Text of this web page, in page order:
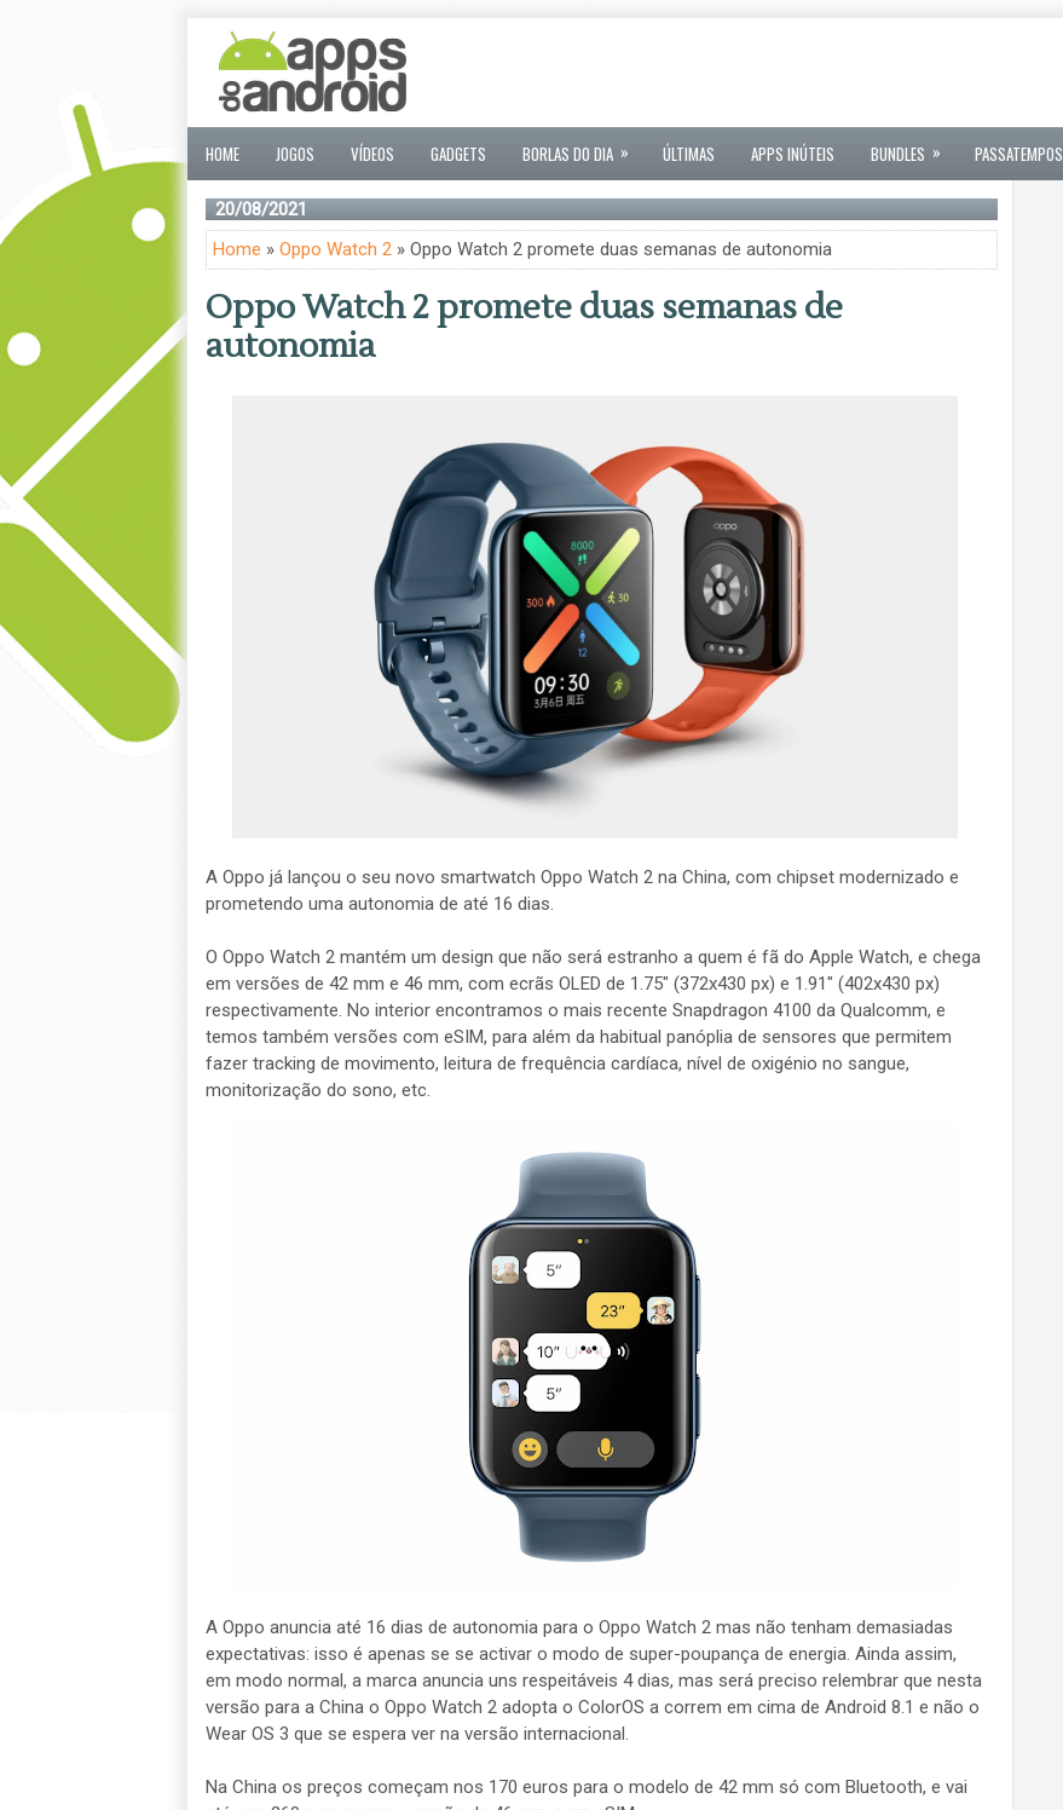
HOME JOGOS VÍDEOS GADGETS BORLAS DO DIA » ÚLTIMAS APPS INÚTEIS BUNDLES » PASSATEMPOS
20/08/2021
Home » Oppo Watch 2» Oppo Watch 2 promete duas semanas de autonomia
Oppo Watch 2 promete duas semanas de
autonomia
A Oppo já lançou o seu novo smartwatch Oppo Watch 2 na China, com chipset modernizado e
prometendo uma autonomia de até 16 dias.
O Oppo Watch 2 mantém um design que não será estranho a quem é fã do Apple Watch, e chega
em versões de 42 mm e 46 mm, com ecrãs OLED de 1.75" (372x430 px) e 1.91" (402x430 px)
respectivamente. No interior encontramos o mais recente Snapdragon 4100 da Qualcomm, e
temos também versões com eSIM, para além da habitual panóplia de sensores que permitem
fazer tracking de movimento, leitura de frequência cardíaca, nível de oxigénio no sangue,
monitorização do sono, etc.
A Oppo anuncia até 16 dias de autonomia para o Oppo Watch 2 mas não tenham demasiadas
expectativas: isso é apenas se se activar o modo de super-poupança de energia. Ainda assim,
em modo normal, a marca anuncia uns respeitáveis 4 dias, mas será preciso relembrar que nesta
versão para a China o Oppo Watch 2 adopta o ColorOS a correm em cima de Android 8.1 e não o
Wear OS 3 que se espera ver na versão internacional.
Na China os preços começam nos 170 euros para o modelo de 42 mm só com Bluetooth, e vai